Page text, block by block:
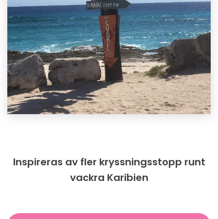
Inspireras av fler kryssningsstopp runt
vackra Karibien